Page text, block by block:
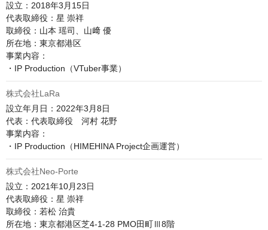
設立：2018年3月15日
代表取締役：星 崇祥
取締役：山本 瑶司、山﨑 優
所在地：東京都港区
事業内容：
・IP Production（VTuber事業）
株式会社LaRa
設立年月日：2022年3月8日
代表：代表取締役　河村 花野
事業内容：
・IP Production（HIMEHINA Project企画運営）
株式会社Neo-Porte
設立：2021年10月23日
代表取締役：星 崇祥
取締役：若松 治貴
所在地：東京都港区芝4-1-28 PMO田町Ⅲ8階